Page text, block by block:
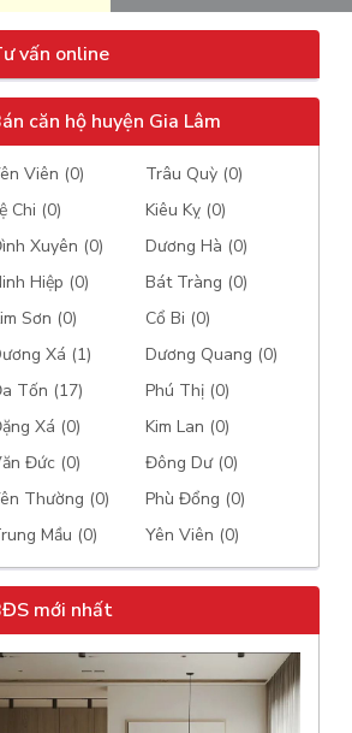
vấn online
căn hộ huyện Gia Lâm
Viên (0)
Trâu Quỳ (0)
Chi (0)
Kiêu Kỵ (0)
Xuyên (0)
Dương Hà (0)
Hiệp (0)
Bát Tràng (0)
Sơn (0)
Cổ Bi (0)
Xá (1)
Dương Quang (0)
Tốn (17)
Phú Thị (0)
Xá (0)
Kim Lan (0)
Đức (0)
Đông Dư (0)
Thường (0)
Phù Đổng (0)
Mầu (0)
Yên Viên (0)
mới nhất